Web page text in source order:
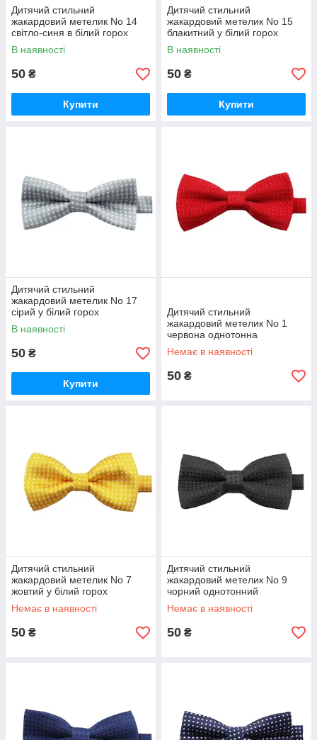
Дитячий стильний
жакардовий метелик No 14
світло-синя в білий горох
В наявності
50 ₴
Купити
Дитячий стильний
жакардовий метелик No 15
блакитний у білий горох
В наявності
50 ₴
Купити
Дитячий стильний
жакардовий метелик No 17
сірий у білий горох
В наявності
50 ₴
Купити
Дитячий стильний
жакардовий метелик No 1
червона однотонна
Немає в наявності
50 ₴
Дитячий стильний
жакардовий метелик No 7
жовтий у білий горох
Немає в наявності
50 ₴
Дитячий стильний
жакардовий метелик No 9
чорний однотонний
Немає в наявності
50 ₴